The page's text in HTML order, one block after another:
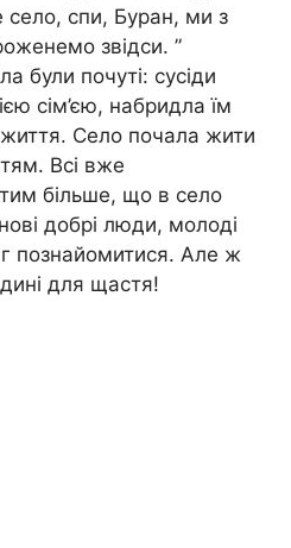
село, спи, Буран, ми з
звідси. ”
були почуті: сусіди
сім’єю, набридла їм
життя. Село почала жити
Всі вже
більше, що в село
добрі люди, молоді
познайомитися. Але ж
для щастя!